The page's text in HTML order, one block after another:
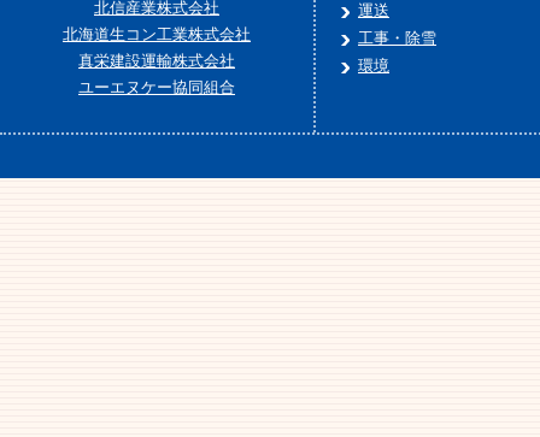
北信産業株式会社
北海道生コン工業株式会社
真栄建設運輸株式会社
ユーエヌケー協同組合
運送
工事・除雪
環境